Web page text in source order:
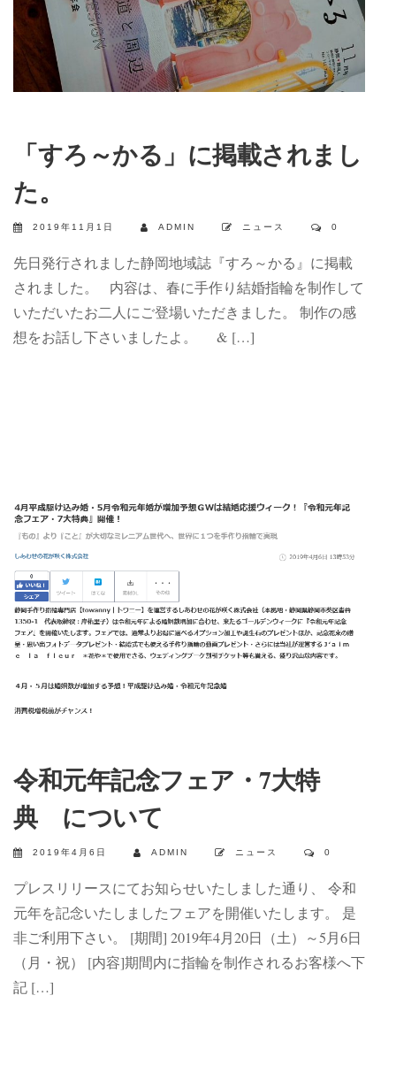
「すろ～かる」に掲載されまし
た。
2019年11月1日 ADMIN ニュース 0
先日発行されました静岡地域誌『すろ～かる』に掲載
されました。 内容は、春に手作り結婚指輪を制作して
いただいたお二人にご登場いただきました。 制作の感
想をお話し下さいましたよ。 & […]
令和元年記念フェア・7大特
典 について
2019年4月6日 ADMIN ニュース 0
プレスリリースにてお知らせいたしました通り、 令和
元年を記念いたしましたフェアを開催いたします。 是
非ご利用下さい。 [期間] 2019年4月20日（土）～5月6日
（月・祝） [内容]期間内に指輪を制作されるお客様へ下
記 […]